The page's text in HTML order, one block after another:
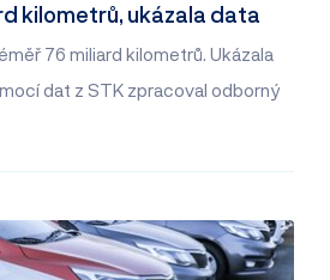
kilometrů, ukázala data
76 miliard kilometrů. Ukázala
dat z STK zpracoval odborný